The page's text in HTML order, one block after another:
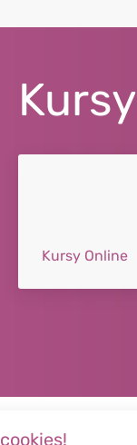
Kursy
Kursy Online